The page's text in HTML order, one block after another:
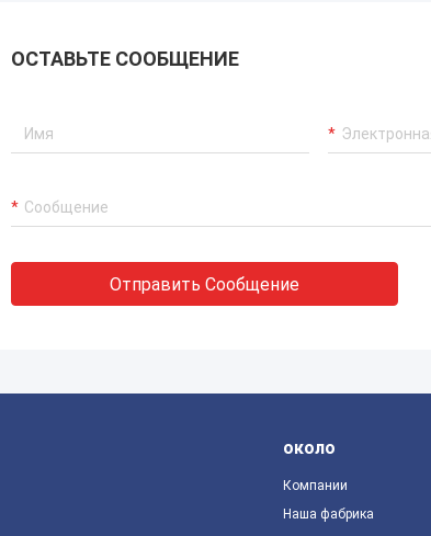
ОСТАВЬТЕ СООБЩЕНИЕ
Отправить Сообщение
около
Компании
Наша фабрика